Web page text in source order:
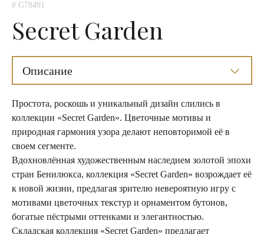
# G78491
Secret Garden
Описание
Простота, роскошь и уникальный дизайн слились в
коллекции «Secret Garden». Цветочные мотивы и
природная гармония узора делают неповторимой её в
своем сегменте.
Вдохновлённая художественным наследием золотой эпохи
стран Бенилюкса, коллекция «Secret Garden» возрождает её
к новой жизни, предлагая зрителю невероятную игру с
мотивами цветочных текстур и орнаментом бутонов,
богатые пёстрыми оттенками и элегантностью.
Складская коллекция «Secret Garden» предлагает